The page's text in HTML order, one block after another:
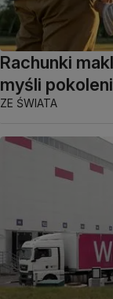
Rachunki
myśli
ZE ŚWIATA